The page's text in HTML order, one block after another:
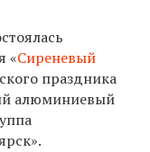
«Сиреневый
праздника
алюминиевый